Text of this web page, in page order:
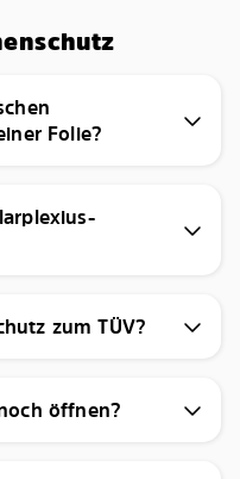
Folie?
zum TÜV?
öffnen?